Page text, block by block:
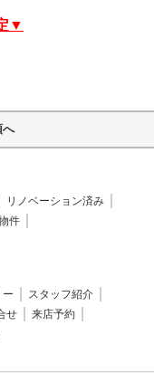
▼
へ
リノベーション済み
件
ー
スタッフ紹介
せ
来店予約